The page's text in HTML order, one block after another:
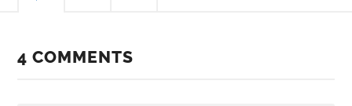
4 COMMENTS